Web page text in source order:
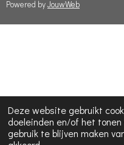
Deze website gebruikt
doeleinden en/of het
gebruik te blijven maken
Powered byJouwWeb